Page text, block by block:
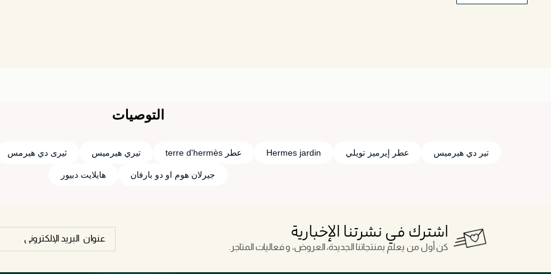
التوصيات
تير دي هيرميس عطر إيرميز تويلي Hermes jardin عطر terre d'hermès تيري هيرميس ثيرى دي هيرمس
جيرلان هوم او دو بارفان هايلايت دبيور
اشترك في نشرتنا الإخبارية
كن أول من يعلم بمنتجاتنا الجديدة، العروض، و فعاليات المتاجر.